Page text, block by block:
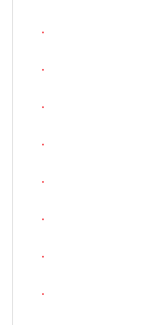
.
.
.
.
.
.
.
.